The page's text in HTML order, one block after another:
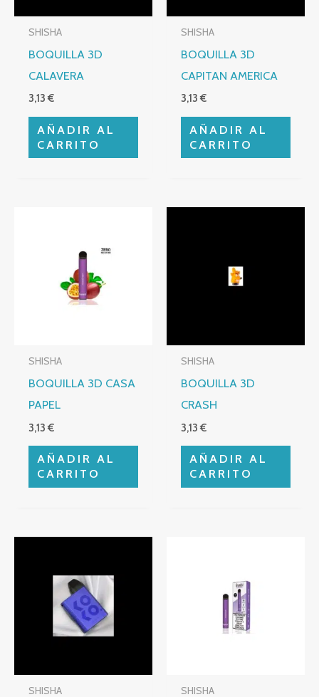
SHISHA
BOQUILLA 3D
CALAVERA
3,13€
AÑADIR AL
CARRITO
SHISHA
BOQUILLA 3D
CAPITAN AMERICA
3,13€
AÑADIR AL
CARRITO
SHISHA
BOQUILLA 3D CASA
PAPEL
3,13€
AÑADIR AL
CARRITO
SHISHA
BOQUILLA 3D
CRASH
3,13€
AÑADIR AL
CARRITO
SHISHA SHISHA